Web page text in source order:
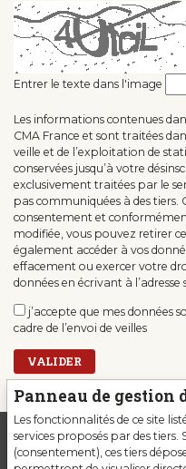
Entrer le texte dans l'image
Les informations contenues
CMA France et sont traitées
veille et de l’exploitation de
conservées jusqu’à votre
exclusivement traitées par le
pas communiquées à des
consentement et
modifiée, vous pouvez retirer
également accéder à vos
effacement ou exercer votre
données en écrivant à
j’accepte que mes données
cadre de l’envoi de veilles
VALIDER
Panneau de gestion
Les fonctionnalités de ce site
services proposés par des
(consentement), ces tiers